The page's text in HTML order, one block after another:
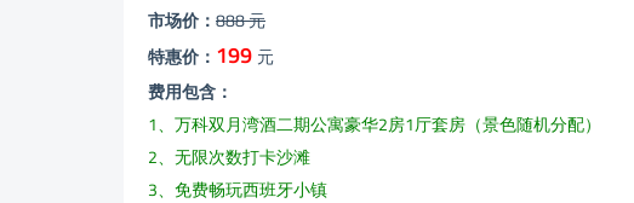
市场价： 888 元
特惠价： 199 元
费用包含：
1、万科双月湾酒二期公寓豪华2房1厅套房（景色随机分配）
2、无限次数打卡沙滩
3、免费畅玩西班牙小镇